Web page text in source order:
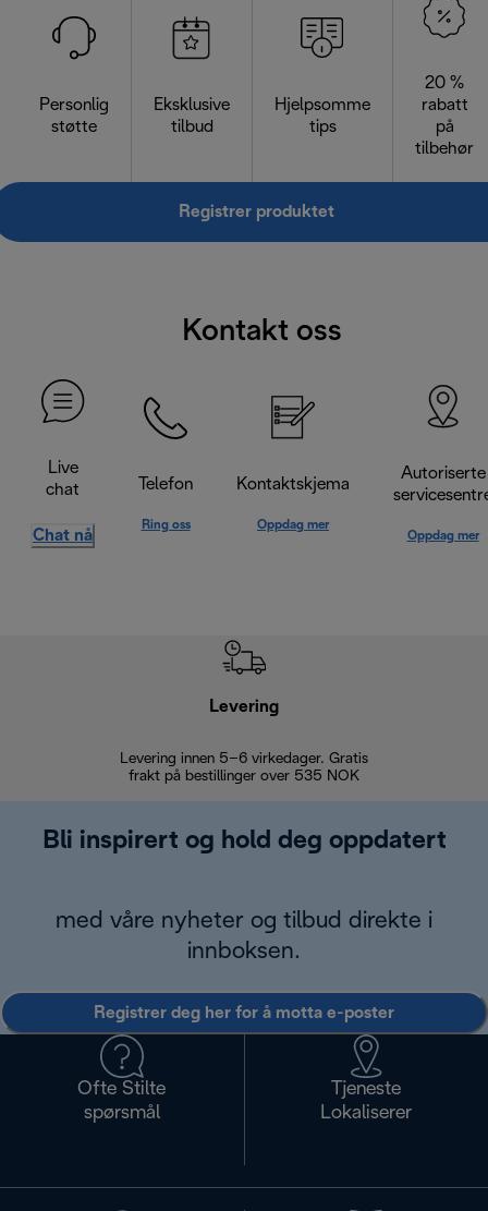
Personlig
støtte
Eksklusive
tilbud
Hjelpsomme
tips
20 %
rabatt
på
tilbehør
Registrer produktet
Kontakt oss
Live
chat
Chat nå
Telefon
Ring oss
Kontaktskjema
Oppdag mer
Autoriserte
Oppdag mer
Levering
Levering innen 5–6 virkedager. Gratis
frakt på bestillinger over 535 NOK
Bli inspirert og hold deg oppdatert
med våre nyheter og tilbud direkte i
innboksen.
Registrer deg her for å motta e-poster
Ofte Stilte
spørsmål
Tjeneste
Lokaliserer